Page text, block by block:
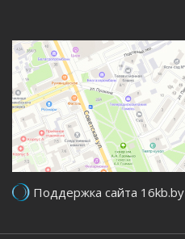
Поддержка сайта 16kb.by